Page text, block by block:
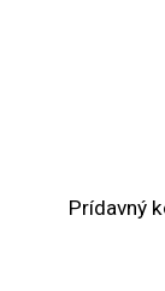
Prídavný